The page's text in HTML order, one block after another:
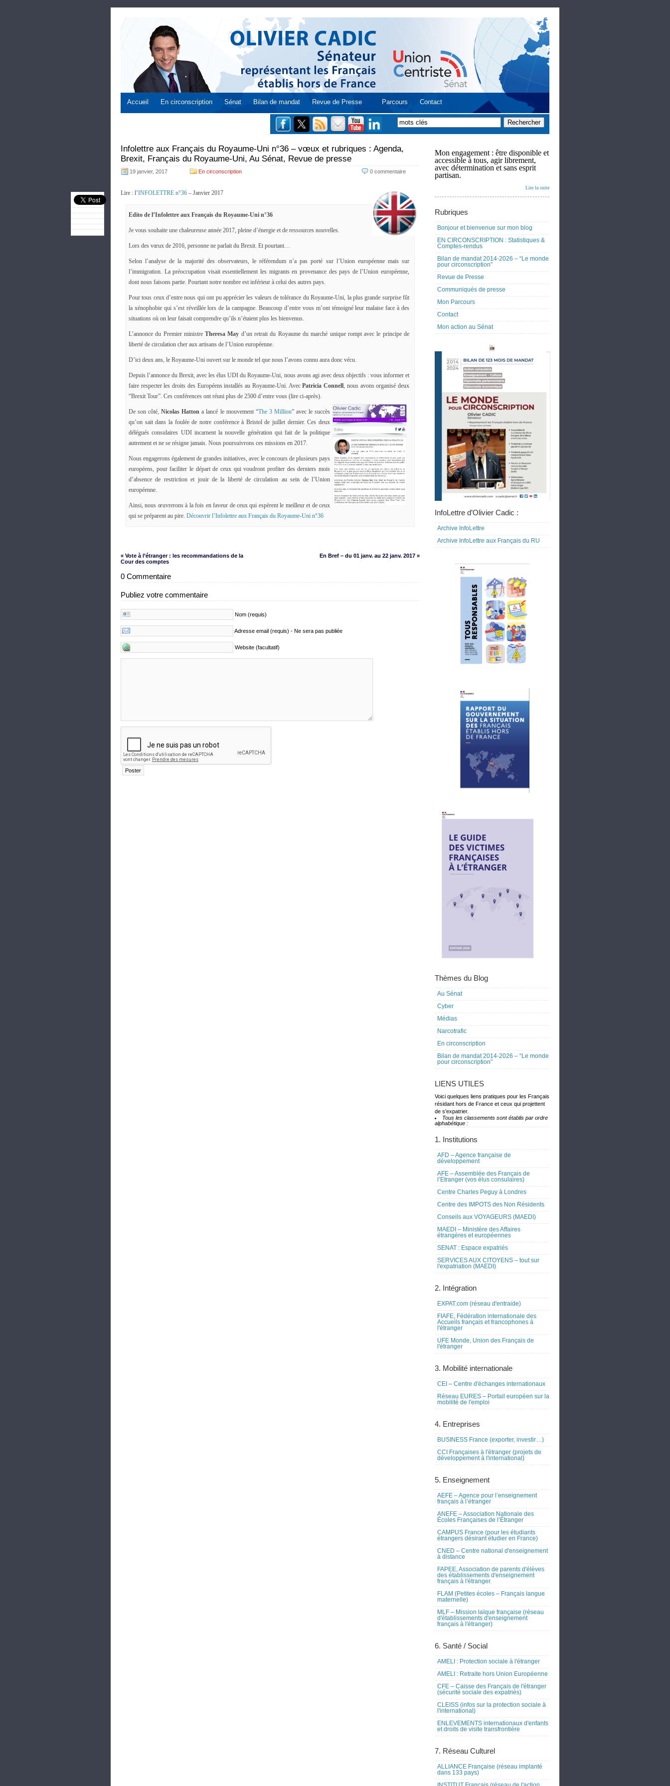
Accueil En circonscription Sénat Bilan de mandat Revue de Presse Parcours Contact
Infolettre aux Français du Royaume-Uni n°36 – vœux et rubriques : Agenda,
Brexit, Français du Royaume-Uni, Au Sénat, Revue de presse
19 janvier, 2017 En circonscription 0 commentaire
Lire : l’INFOLETTRE n°36 – Janvier 2017
Edito de l’Infolettre aux Français du Royaume-Uni n°36
Je vous souhaite une chaleureuse année 2017, pleine d’énergie et de ressources nouvelles.
Lors des vœux de 2016, personne ne parlait du Brexit. Et pourtant…
Selon l’analyse de la majorité des observateurs, le référendum n’a pas porté sur l’Union européenne mais sur
l’immigration. La préoccupation visait essentiellement les migrants en provenance des pays de l’Union européenne,
dont nous faisons partie. Pourtant notre nombre est inférieur à celui des autres pays.
Pour tous ceux d’entre nous qui ont pu apprécier les valeurs de tolérance du Royaume-Uni, la plus grande surprise fût
la xénophobie qui s’est réveillée lors de la campagne. Beaucoup d’entre vous m’ont témoigné leur malaise face à des
situations où on leur faisait comprendre qu’ils n’étaient plus les bienvenus.
L’annonce du Premier ministreTheresa May d’un retrait du Royaume du marché unique rompt avec le principe de
liberté de circulation cher aux artisans de l’Union européenne.
D’ici deux ans, le Royaume-Uni ouvert sur le monde tel que nous l’avons connu aura donc vécu.
Depuis l’annonce du Brexit, avec les élus UDI du Royaume-Uni, nous avons agi avec deux objectifs : vous informer et
faire respecter les droits des Européens installés au Royaume-Uni. AvecPatricia Connell, nous avons organisé deux
“Brexit Tour”. Ces conférences ont réuni plus de 2500 d’entre vous (lire ci-après).
De son côté,Nicolas Hatton a lancé le mouvement “The 3 Million” avec le succès
qu’on sait dans la foulée de notre conférence à Bristol de juillet dernier. Ces deux
délégués consulaires UDI incarnent la nouvelle génération qui fait de la politique
autrement et ne se résigne jamais. Nous poursuivrons ces missions en 2017.
Nous engagerons également de grandes initiatives, avec le concours de plusieurs pays
européens, pour faciliter le départ de ceux qui voudront profiter des derniers mois
d’absence de restriction et jouir de la liberté de circulation au sein de l’Union
européenne.
Ainsi, nous œuvrerons à la fois en faveur de ceux qui espèrent le meilleur et de ceux
qui se préparent au pire. Découvrir l’Infolettre aux Français du Royaume-Uni n°36
« Vote à l’étranger : les recommandations de la
Cour des comptes
En Bref – du 01 janv. au 22 janv. 2017 »
0 Commentaire
Publiez votre commentaire
Nom (requis)
Adresse email (requis) - Ne sera pas publiée
Website (facultatif)
Mon engagement : être disponible et
accessible à tous, agir librement,
avec détermination et sans esprit
partisan.
Lire la suite
Rubriques
Bonjour et bienvenue sur mon blog
EN CIRCONSCRIPTION : Statistiques &
Comptes-rendus
Bilan de mandat 2014-2026 – “Le monde
pour circonscription”
Revue de Presse
Communiqués de presse
Mon Parcours
Contact
Mon action au Sénat
InfoLettre d’Olivier Cadic :
Archive InfoLettre
Archive InfoLettre aux Français du RU
Thèmes du Blog
Au Sénat
Cyber
Médias
Narcotrafic
En circonscription
Bilan de mandat 2014-2026 – “Le monde
pour circonscription”
LIENS UTILES
Voici quelques liens pratiques pour les Français
résidant hors de France et ceux qui projettent
de s'expatrier.
Tous les classements sont établis par ordre
alphabétique :
1. Institutions
AFD – Agence française de
développement
AFE – Assemblée des Français de
l’Etranger (vos élus consulaires)
Centre Charles Peguy à Londres
Centre des IMPOTS des Non Résidents
Conseils aux VOYAGEURS (MAEDI)
MAEDI – Ministère des Affaires
étrangères et européennes
SENAT : Espace expatriés
SERVICES AUX CITOYENS – tout sur
l'expatriation (MAEDI)
2. Intégration
EXPAT.com (réseau d'entraide)
FIAFE, Fédération internationale des
Accueils français et francophones à
l'étranger
UFE Monde, Union des Français de
l'étranger
3. Mobilité internationale
CEI – Centre d'échanges internationaux
Réseau EURES – Portail européen sur la
mobilité de l'emploi
4. Entreprises
BUSINESS France (exporter, investir…)
CCI Françaises à l'étranger (projets de
développement à l'international)
5. Enseignement
AEFE – Agence pour l’enseignement
français à l’étranger
ANEFE – Association Nationale des
Écoles Françaises de l’Étranger
CAMPUS France (pour les étudiants
étrangers désirant étudier en France)
CNED – Centre national d'enseignement
à distance
FAPEE, Association de parents d'élèves
des établissements d'enseignement
français à l'étranger.
FLAM (Petites écoles – Français langue
maternelle)
MLF – Mission laïque française (réseau
d'établissements d'enseignement
français à l'étranger)
6. Santé / Social
AMELI : Protection sociale à l'étranger
AMELI : Retraite hors Union Européenne
CFE – Caisse des Français de l'étranger
(sécurité sociale des expatriés)
CLEISS (infos sur la protection sociale à
l'international)
ENLEVEMENTS internationaux d'enfants
et droits de visite transfrontière
7. Réseau Culturel
ALLIANCE Française (réseau implanté
dans 133 pays)